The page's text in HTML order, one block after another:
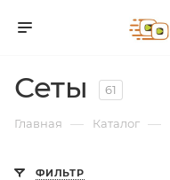
Сеты 61
Главная — Каталог —
ФИЛЬТР